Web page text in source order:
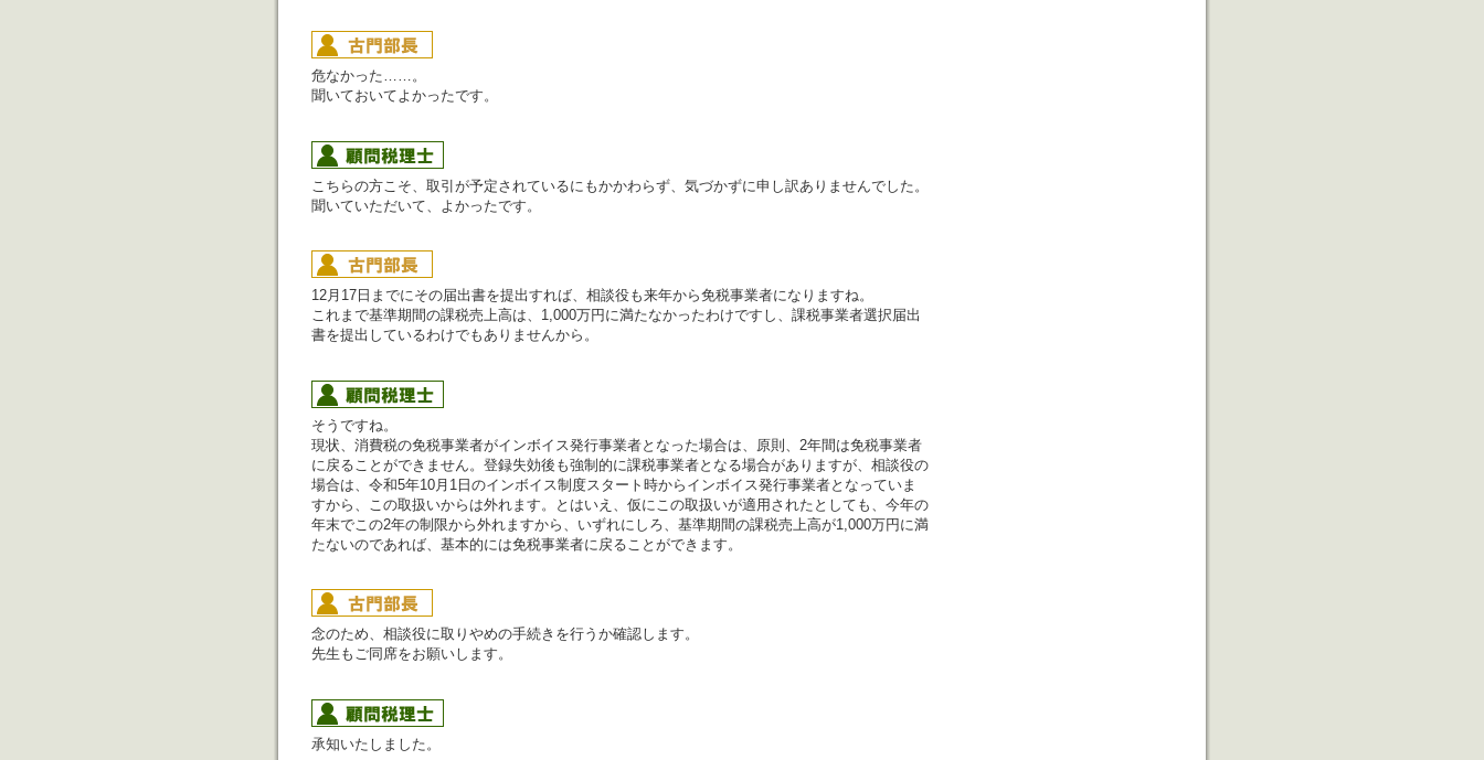
危なかった……。
聞いておいてよかったです。
こちらの方こそ、取引が予定されているにもかかわらず、気づかずに申し訳ありませんでした。
聞いていただいて、よかったです。
12月17日までにその届出書を提出すれば、相談役も来年から免税事業者になりますね。
これまで基準期間の課税売上高は、1,000万円に満たなかったわけですし、課税事業者選択届出
書を提出しているわけでもありませんから。
そうですね。
現状、消費税の免税事業者がインボイス発行事業者となった場合は、原則、2年間は免税事業者
に戻ることができません。登録失効後も強制的に課税事業者となる場合がありますが、相談役の
場合は、令和5年10月1日のインボイス制度スタート時からインボイス発行事業者となっていま
すから、この取扱いからは外れます。とはいえ、仮にこの取扱いが適用されたとしても、今年の
年末でこの2年の制限から外れますから、いずれにしろ、基準期間の課税売上高が1,000万円に満
たないのであれば、基本的には免税事業者に戻ることができます。
念のため、相談役に取りやめの手続きを行うか確認します。
先生もご同席をお願いします。
承知いたしました。